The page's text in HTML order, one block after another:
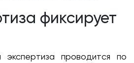
фиксирует
экспертиза проводится по